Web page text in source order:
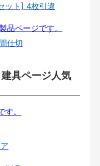
ット] 4枚引違
仕切
具ページ人気